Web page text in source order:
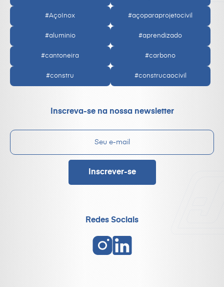
#AçoInox #açoparaprojetocivil
#aluminio #aprendizado
#cantoneira #carbono
#constru #construcaocivil
Inscreva-se na nossa newsletter
Redes Sociais